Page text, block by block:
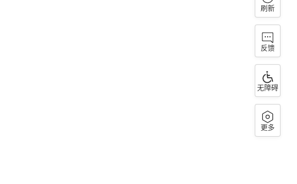
刷新
反馈
无障碍
更多